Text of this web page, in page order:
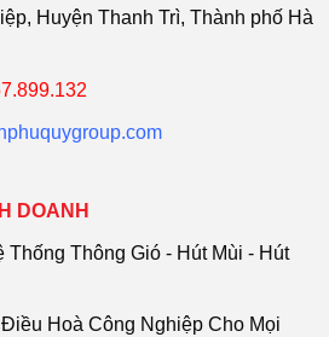
Huyện Thanh Trì, Thành phố Hà
DOANH
Thông Gió - Hút Mùi - Hút
Hoà Công Nghiệp Cho Mọi